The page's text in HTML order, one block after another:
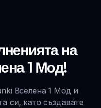
на
1 Мод!
Вселена 1 Мод и
си, като създавате